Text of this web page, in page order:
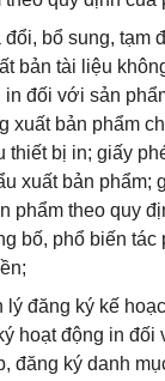
bổ sung, tạm
bản tài liệu
đối với sản
xuất bản phẩm
thiết bị in; giấy
xuất bản phẩm;
phẩm theo quy
bố, phổ biến
lý đăng ký kế
hoạt động in đối
đăng ký danh